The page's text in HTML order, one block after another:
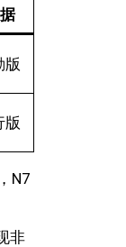
版
版
N7
非